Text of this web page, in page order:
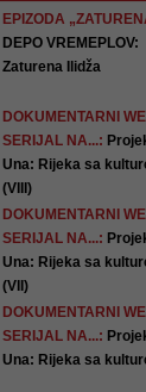
EPIZODA
DEPO VREMEPLOV:
Zaturena Ilidža
DOKUMENTARNI
SERIJAL NA...:
Una: Rijeka sa
(VIII)
DOKUMENTARNI
SERIJAL NA...:
Una: Rijeka sa
(VII)
DOKUMENTARNI
SERIJAL NA...:
Una: Rijeka sa